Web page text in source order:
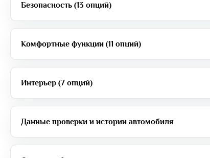
Безопасность (13 опций)
Комфортные функции (11 опций)
Интерьер (7 опций)
Данные проверки и истории автомобиля